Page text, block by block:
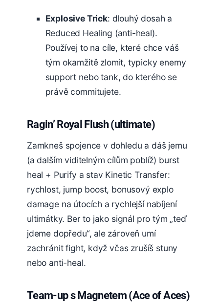
Explosive Trick: dlouhý dosah a
Reduced Healing (anti-heal).
Používej to na cíle, které chce váš
tým okamžitě zlomit, typicky enemy
support nebo tank, do kterého se
právě commitujete.
Ragin’ Royal Flush (ultimate)
Zamkneš spojence v dohledu a dáš jemu
(a dalším viditelným cílům poblíž) burst
heal + Purify a stav Kinetic Transfer:
rychlost, jump boost, bonusový explo
damage na útocích a rychlejší nabíjení
ultimátky. Ber to jako signál pro tým „teď
jdeme dopředu“, ale zároveň umí
zachránit fight, když včas zrušíš stuny
nebo anti-heal.
Team-up s Magnetem (Ace of Aces)